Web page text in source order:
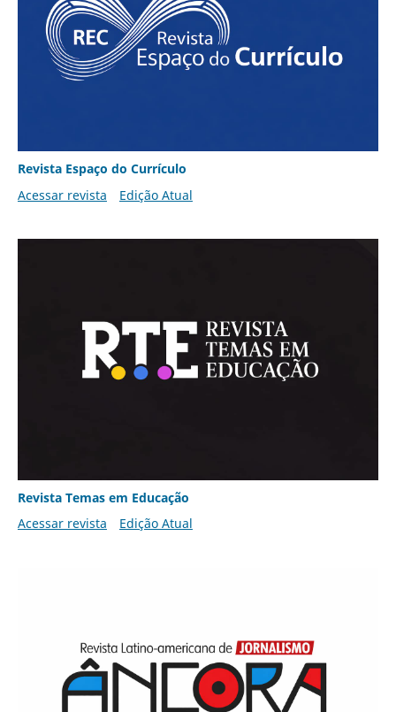
Revista Espaço do Currículo
Acessar revista
Edição Atual
Revista Temas em Educação
Acessar revista
Edição Atual